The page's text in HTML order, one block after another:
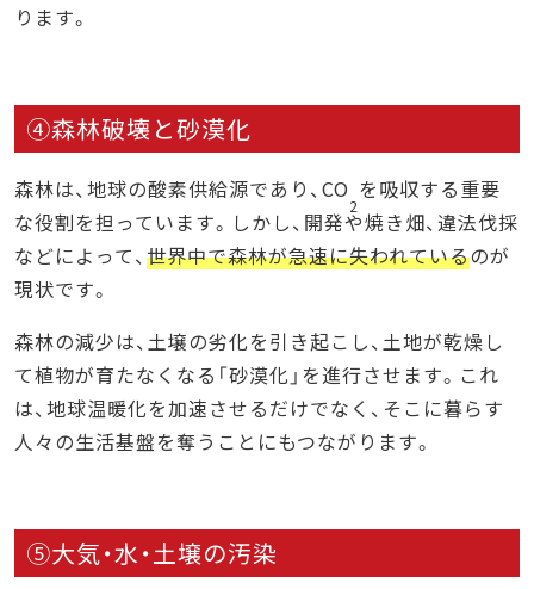
ります。
④森林破壊と砂漠化
森林は、地球の酸素供給源であり、CO
2
を吸収する重要
な役割を担っています。しかし、開発や焼き畑、違法伐採
などによって、世界中で森林が急速に失われているのが
現状です。
森林の減少は、土壌の劣化を引き起こし、土地が乾燥し
て植物が育たなくなる「砂漠化」を進行させます。これ
は、地球温暖化を加速させるだけでなく、そこに暮らす
人々の生活基盤を奪うことにもつながります。
⑤大気・水・土壌の汚染